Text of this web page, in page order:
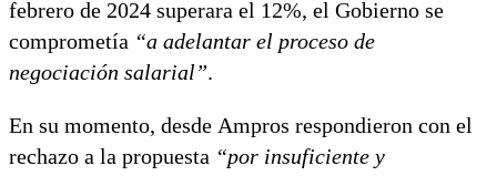
febrero de 2024 superara el 12%, el Gobierno se
comprometía “a adelantar el proceso de
negociación salarial”.
En su momento, desde Ampros respondieron con el
rechazo a la propuesta “por insuficiente y